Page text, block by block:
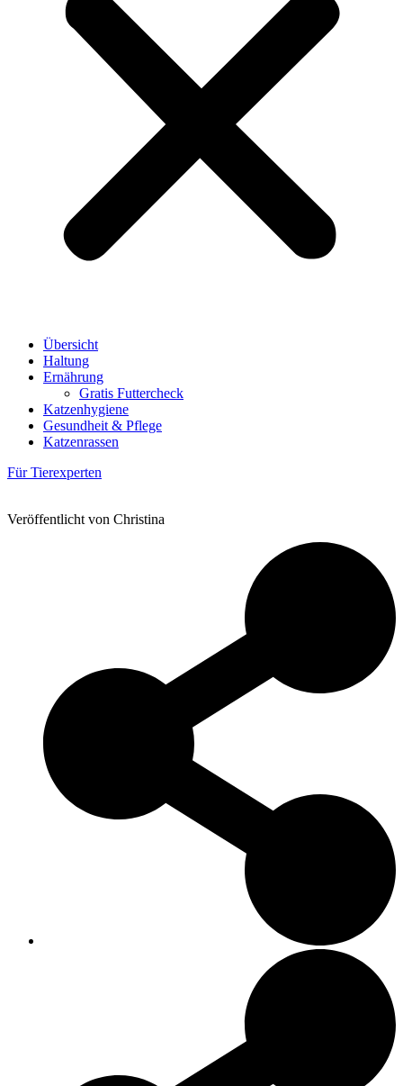
Übersicht
Haltung
Ernährung
Gratis Futtercheck
Katzenhygiene
Gesundheit & Pflege
Katzenrassen
Für Tierexperten
Veröffentlicht von Christina